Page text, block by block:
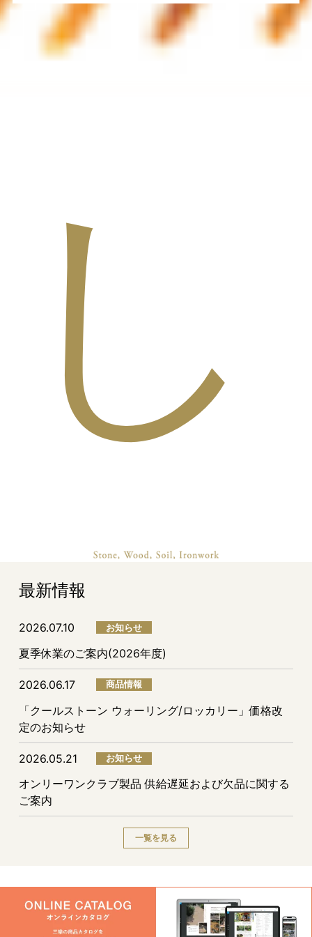
し
最新情報
2026.07.10 お知らせ
夏季休業のご案内(2026年度)
2026.06.17 商品情報
「クールストーン ウォーリング/ロッカリー」価格改
定のお知らせ
2026.05.21 お知らせ
オンリーワンクラブ製品 供給遅延および欠品に関する
ご案内
一覧を見る